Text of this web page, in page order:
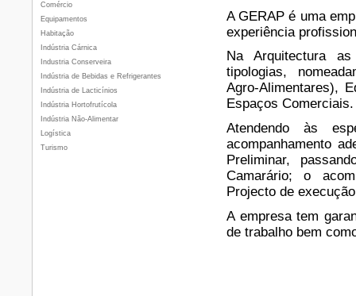
Comércio
Equipamentos
Habitação
Indústria Cárnica
Industria Conserveira
Indústria de Bebidas e Refrigerantes
Indústria de Lacticínios
Indústria Hortofrutícola
Indústria Não-Alimentar
Logística
Turismo
A GERAP é uma
experiência
Na Arquitectura
tipologias,
Agro-Alimentares),
Espaços Comerciais.
Atendendo às
acompanhamento
Preliminar,
Camarário; o
Projecto de
A empresa tem
de trabalho bem